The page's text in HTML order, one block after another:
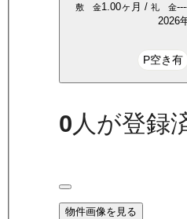
敷 金1.00ヶ月 / 礼 金
2026
P空き有
0 人が登録
物件画像を見る